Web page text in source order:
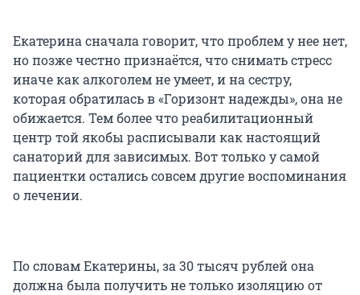
Екатерина сначала говорит, что проблем у нее нет,
но позже честно признаётся, что снимать стресс
иначе как алкоголем не умеет, и на сестру,
которая обратилась в «Горизонт надежды», она не
обижается. Тем более что реабилитационный
центр той якобы расписывали как настоящий
санаторий для зависимых. Вот только у самой
пациентки остались совсем другие воспоминания
о лечении.
По словам Екатерины, за 30 тысяч рублей она
должна была получить не только изоляцию от